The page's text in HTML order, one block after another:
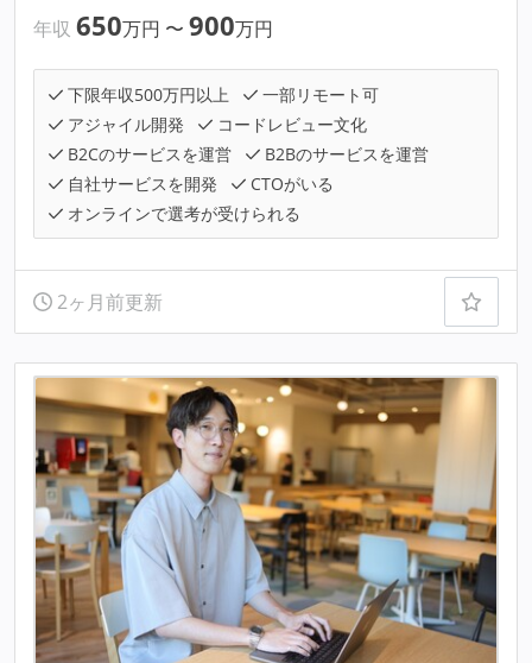
年収 650万円 〜 900万円
下限年収500万円以上
一部リモート可
アジャイル開発
コードレビュー文化
B2Cのサービスを運営
B2Bのサービスを運営
自社サービスを開発
CTOがいる
オンラインで選考が受けられる
2ヶ月前更新